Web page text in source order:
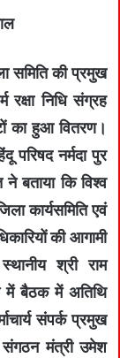
समिति की प्रमुख
निधि संग्रह
का हुआ वितरण।
परिषद नर्मदा पुर
बताया कि विश्व
कार्यसमिति एवं
की आगामी
श्री राम
में बैठक में अतिथि
संपर्क प्रमुख
संगठन मंत्री उमेश